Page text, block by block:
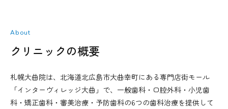
About
クリニックの概要
札幌大曲院は、北海道北広島市大曲幸町にある専門店街モール
「インターヴィレッジ大曲」で、一般歯科・口腔外科・小児歯
科・矯正歯科・審美治療・予防歯科の6つの歯科治療を提供して